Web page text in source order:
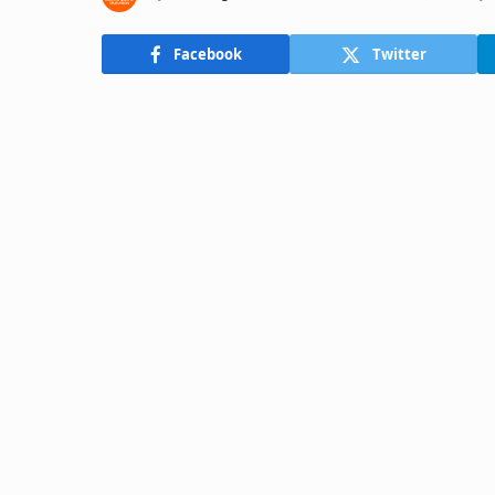
Facebook Twitter